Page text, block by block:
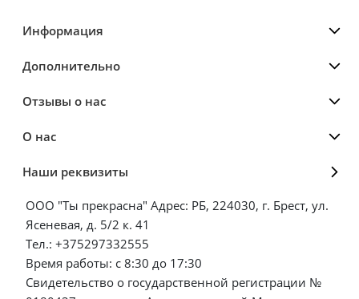
Информация
Дополнительно
Отзывы о нас
О нас
Наши реквизиты
ООО "Ты прекрасна" Адрес: РБ, 224030, г. Брест, ул.
Ясеневая, д. 5/2 к. 41
Тел.: +375297332555
Время работы: с 8:30 до 17:30
Свидетельство о государственной регистрации №